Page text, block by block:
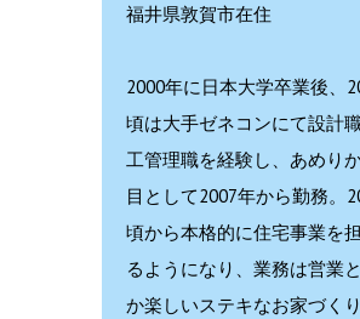
福井県敦賀市在住
2000年に日本大学卒業後、
頃は大手ゼネコンにて設計
工管理職を経験し、あめり
目として2007年から勤務。
頃から本格的に住宅事業を
るようになり、業務は営業
か楽しいステキなお家づく